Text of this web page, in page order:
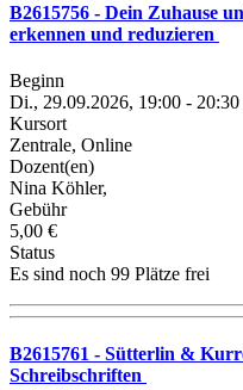
B2615756 - Dein Zuhause
erkennen und reduzieren
Beginn
Di., 29.09.2026, 19:00 -
Kursort
Zentrale, Online
Dozent(en)
Nina Köhler,
Gebühr
5,00 €
Status
Es sind noch 99 Plätze frei
B2615761 - Sütterlin &
Schreibschriften